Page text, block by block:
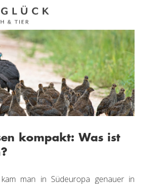
kompakt: Was ist
man in Südeuropa genauer in